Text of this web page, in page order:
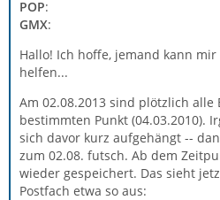
POP:
GMX:
Hallo! Ich hoffe, jemand kann
helfen...
Am 02.08.2013 sind plötzlich alle
bestimmten Punkt (04.03.2010).
sich davor kurz aufgehängt --
zum 02.08. futsch. Ab dem
wieder gespeichert. Das sieht
Postfach etwa so aus: